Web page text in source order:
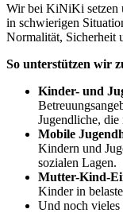
Wir bei KiNiKi setzen
in schwierigen
Normalität, Sicherheit
So unterstützen wir
Kinder- und
Jugendliche,
Mobile
Kindern und
sozialen Lagen.
Mutter-Kind-
Kinder in
Und noch vieles